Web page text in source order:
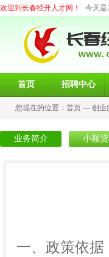
欢迎到长春经开人才网！ 今天是
首页 招聘中心
您现在的位置： 首页 — 创业
业务简介 小额
创业
一、政策依据